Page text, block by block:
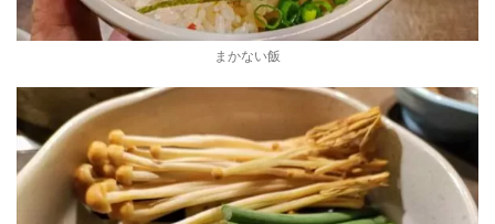
まかない飯